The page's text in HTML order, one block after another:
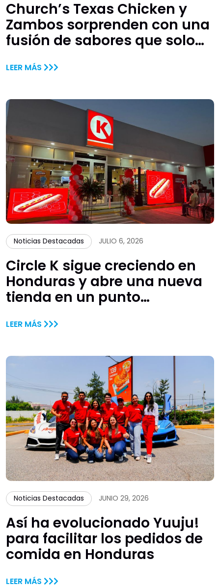
Church’s Texas Chicken y
Zambos sorprenden con una
fusión de sabores que solo
limitado
LEER MÁS
Noticias Destacadas JULIO 6, 2026
Circle K sigue creciendo en
Honduras y abre una nueva
tienda en un punto
Sula
LEER MÁS
Noticias Destacadas JUNIO 29, 2026
Así ha evolucionado Yuuju!
para facilitar los pedidos de
comida en Honduras
LEER MÁS